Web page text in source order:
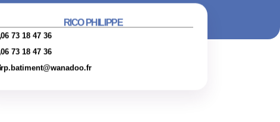
RICO PHILIPPE
06 73 18 47 36
06 73 18 47 36
rp.batiment@wanadoo.fr